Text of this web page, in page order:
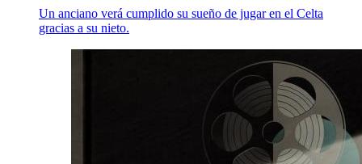
Un anciano verá cumplido su sueño de jugar en el Celta
gracias a su nieto.